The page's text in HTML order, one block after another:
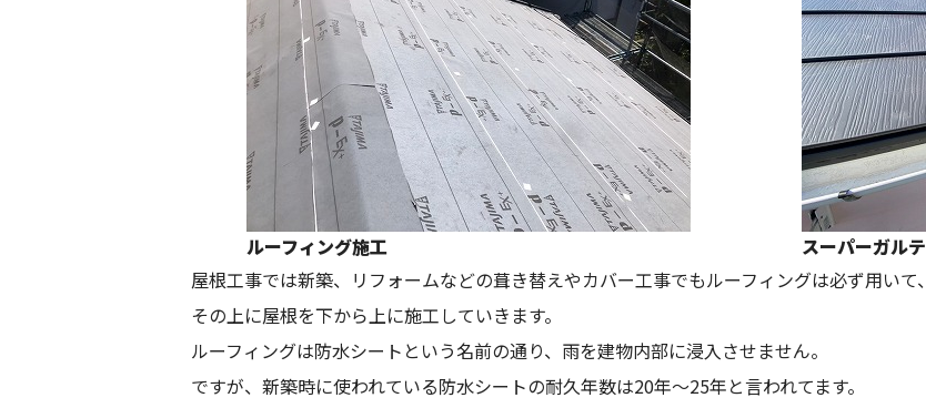
ルーフィング施工
スーパーガル
屋根工事では新築、リフォームなどの葺き替えやカバー工事でもルーフィングは必ず用いて
その上に屋根を下から上に施工していきます。
ルーフィングは防水シートという名前の通り、雨を建物内部に浸入させません。
ですが、新築時に使われている防水シートの耐久年数は20年～25年と言われてます。